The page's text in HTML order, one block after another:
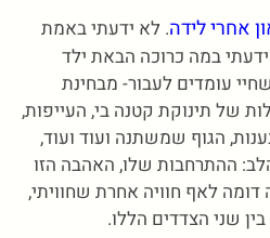
אחרי לידה. לא ידעתי באמת
במה כרוכה הבאת ילד
עומדים לעבור- מבחינת
של תינוקת קטנה בי, העייפות,
הגוף שמשתנה ועוד ועוד,
ההתרחבות שלו, האהבה הזו
לאף חוויה אחרת שחוויתי,
שני הצדדים הללו.